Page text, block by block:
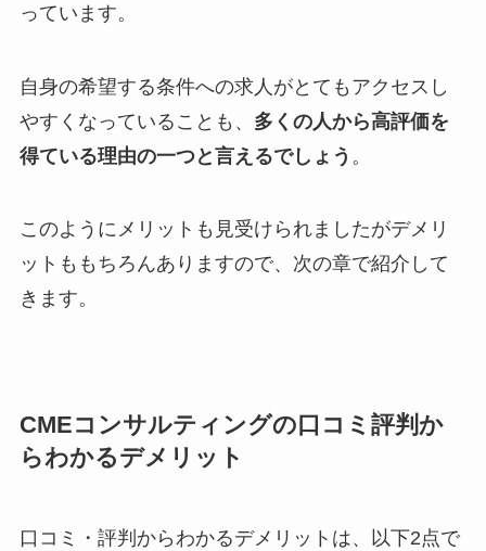
っています。
自身の希望する条件への求人がとてもアクセスし
やすくなっていることも、 多くの人から高評価を
得ている理由の一つと言えるでしょう 。
このようにメリットも見受けられましたがデメリ
ットももちろんありますので、次の章で紹介して
きます。
CMEコンサルティングの口コミ評判か
らわかるデメリット
口コミ・評判からわかるデメリットは、以下2点で